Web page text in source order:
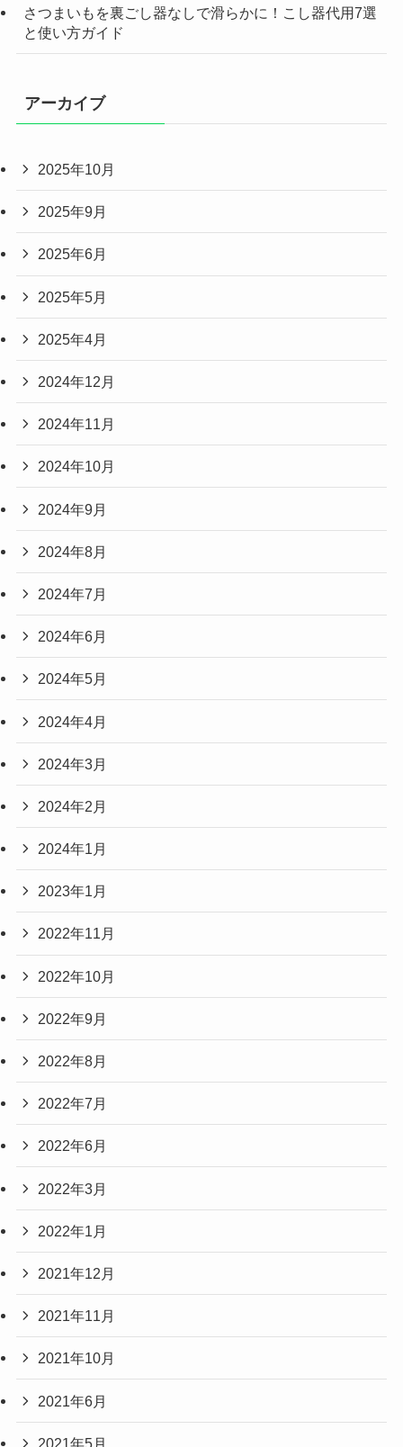
さつまいもを裏ごし器なしで滑らかに！こし器代用7選
と使い方ガイド
アーカイブ
2025年10月
2025年9月
2025年6月
2025年5月
2025年4月
2024年12月
2024年11月
2024年10月
2024年9月
2024年8月
2024年7月
2024年6月
2024年5月
2024年4月
2024年3月
2024年2月
2024年1月
2023年1月
2022年11月
2022年10月
2022年9月
2022年8月
2022年7月
2022年6月
2022年3月
2022年1月
2021年12月
2021年11月
2021年10月
2021年6月
2021年5月